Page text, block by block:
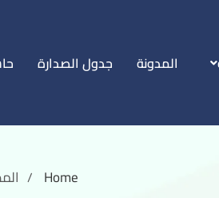
المدونة جدول الصدارة
Home
/